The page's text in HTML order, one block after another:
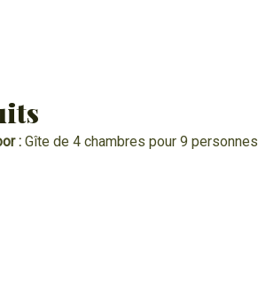
: Gîte de 4 chambres pour 9 personnes